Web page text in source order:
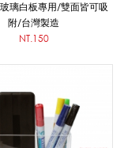
璃白板專用/雙面皆可吸
附/台灣製造
NT.150